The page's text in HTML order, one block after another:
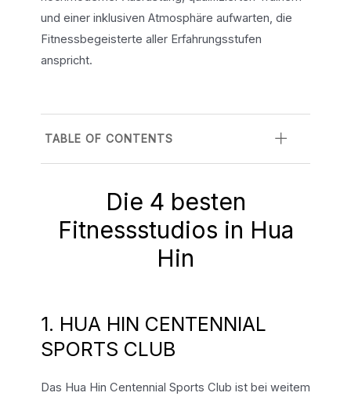
und einer inklusiven Atmosphäre aufwarten, die
Fitnessbegeisterte aller Erfahrungsstufen
anspricht.
TABLE OF CONTENTS
Die 4 besten
Fitnessstudios in Hua
Hin
1. HUA HIN CENTENNIAL
SPORTS CLUB
Das Hua Hin Centennial Sports Club ist bei weitem